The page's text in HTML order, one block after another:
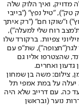
מדויק, ואיך הלוק שלה
"טיל נפץ" ("בייבי
ו"שוקו חם" ("רק איתך
רוח שלי למעלה"),
צפיות. ברקורד שלו
("חצופה"), שת"פ עם
שהצטרפו אליו גם
גדעון ואחרים.
צילום: משה בן שמחון
בהאנגר 11, ב־23 ביוני הוא יעלה על במת אמפי תל
כה. עם דרייב שלא היה
נוער (ובראשן